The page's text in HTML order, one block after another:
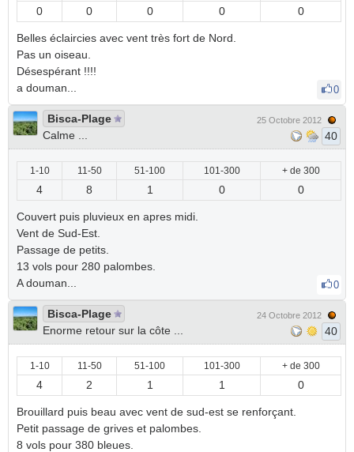
0 0 0 0 0
Belles éclaircies avec vent très fort de Nord.
Pas un oiseau.
Désespérant !!!!
a douman...
0
Bisca-Plage
Calme ...
25 Octobre 2012
40
1-10 11-50 51-100 101-300 + de 300
4 8 1 0 0
Couvert puis pluvieux en apres midi.
Vent de Sud-Est.
Passage de petits.
13 vols pour 280 palombes.
A douman...
0
Bisca-Plage
Enorme retour sur la côte ...
24 Octobre 2012
40
1-10 11-50 51-100 101-300 + de 300
4 2 1 1 0
Brouillard puis beau avec vent de sud-est se renforçant.
Petit passage de grives et palombes.
8 vols pour 380 bleues.